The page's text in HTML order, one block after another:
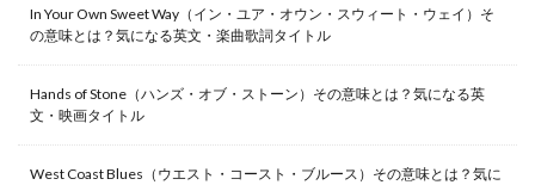
In Your Own Sweet Way（イン・ユア・オウン・スウィート・ウェイ）そ
の意味とは？気になる英文・楽曲歌詞タイトル
Hands of Stone（ハンズ・オブ・ストーン）その意味とは？気になる英
文・映画タイトル
West Coast Blues（ウエスト・コースト・ブルース）その意味とは？気に